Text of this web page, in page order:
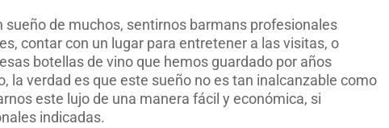
de muchos, sentirnos barmans profesionales
contar con un lugar para entretener a las visitas, o
botellas de vino que hemos guardado por años
verdad es que este sueño no es tan inalcanzable como
este lujo de una manera fácil y económica, si
indicadas.